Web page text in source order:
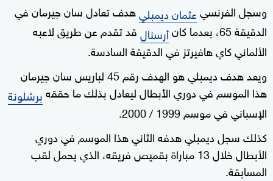
وسجل الفرنسيعثمان ديمبليهدف تعادل سان جيرمان في
الدقيقة 65، بعدما كان
أرسنالقد تقدم عن طريق لاعبه
الألماني كاي هافيرتز في الدقيقة السادسة.
ويعد هدف ديمبلي هو الهدف رقم 45 لباريس سان جيرمان
هذا الموسم في دوري الأبطال ليعادل بذلك ما حققهبرشلونة
الإسباني في موسم 1999 / 2000.
كذلك سجل ديمبلي هدفه الثاني هذا الموسم في دوري
الأبطال خلال 13 مباراة بقميص فريقه، الذي يحمل لقب
المسابقة.